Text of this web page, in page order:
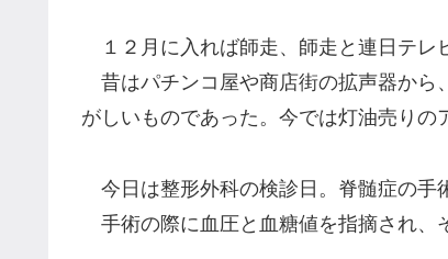
１２月に入れば師走、師走と連日テレ
昔はパチンコ屋や商店街の拡声器から
がしいものであった。今では灯油売りの
今日は整形外科の検診日。脊髄症の手
手術の際に血圧と血糖値を指摘され、